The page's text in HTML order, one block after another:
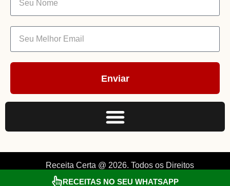
Enviar
Receita Certa @ 2026. Todos os Direitos
Reservados. By Müller.
RECEITAS NO SEU WHATSAPP